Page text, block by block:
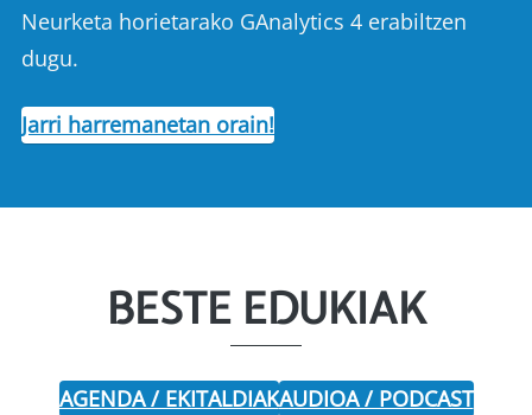
Neurketa horietarako GAnalytics 4 erabiltzen
dugu.
Jarri harremanetan orain!
BESTE EDUKIAK
AGENDA / EKITALDIAKAUDIOA / PODCAST